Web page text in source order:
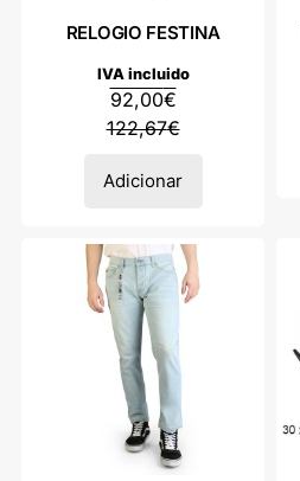
RELOGIO FESTINA
122,67€
92,00€
IVA incluido
Adicionar